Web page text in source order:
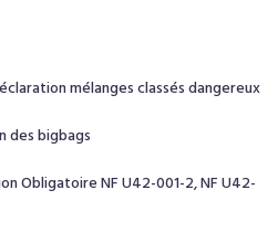
mélanges classés dangereux
des bigbags
Obligatoire NF U42-001-2, NF U42-